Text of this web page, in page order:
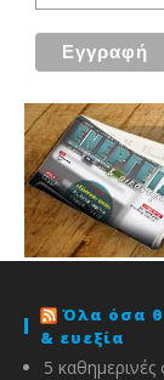
Όλα όσα
& ευεξία
5